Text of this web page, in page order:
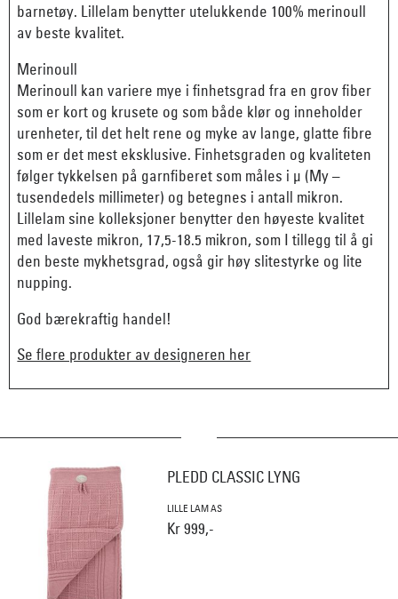
barnetøy. Lillelam benytter utelukkende 100% merinoull
av beste kvalitet.
Merinoull
Merinoull kan variere mye i finhetsgrad fra en grov fiber
som er kort og krusete og som både klør og inneholder
urenheter, til det helt rene og myke av lange, glatte fibre
som er det mest eksklusive. Finhetsgraden og kvaliteten
følger tykkelsen på garnfiberet som måles i µ (My –
tusendedels millimeter) og betegnes i antall mikron.
Lillelam sine kolleksjoner benytter den høyeste kvalitet
med laveste mikron, 17,5-18.5 mikron, som I tillegg til å gi
den beste mykhetsgrad, også gir høy slitestyrke og lite
nupping.
God bærekraftig handel!
Se flere produkter av designeren her
PLEDD CLASSIC LYNG
LILLE LAM AS
Kr 999,-